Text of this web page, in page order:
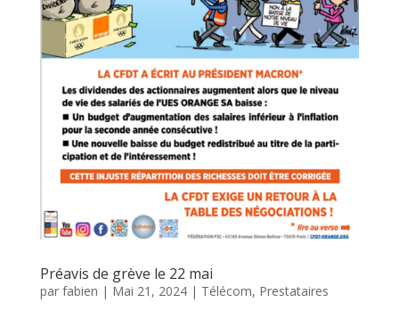
Préavis de grève le 22 mai
par fabien | Mai 21, 2024| Télécom, Prestataires